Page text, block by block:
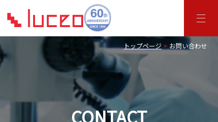
トップページ お問い合わせ
CONTACT